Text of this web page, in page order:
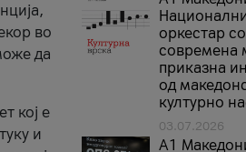
во
да
кој е
и
оркестар
современа
приказна
од
културно
03.07.2026
A1